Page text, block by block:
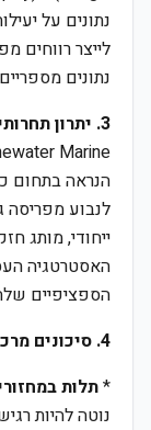
נתונים על
לייצר רווחים
נתונים
3. יתרון תחרותי:
הנראה בתחום
לנבוע מפריסה
ייחודי, מותג
האסטרטגיה
הספציפיים
4. סיכונים מרכזיים:
*תלות
נוטה להיות